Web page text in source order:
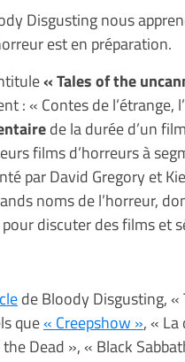
Disgusting nous
est en préparation.
« Tales of the
: « Contes de
de la durée d’un
films d’horreurs à
par David Gregory et
noms de l’horreur,
discuter des films et
de Bloody Disgusting,
que« Creepshow », «
Dead », « Black